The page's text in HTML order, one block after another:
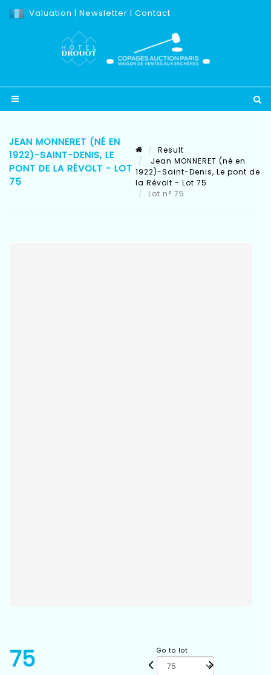
Valuation | Newsletter | Contact
JEAN MONNERET (NÉ EN
1922)-SAINT-DENIS, LE
PONT DE LA RÉVOLT - LOT
75
Result
Jean MONNERET (né en
1922)-Saint-Denis, Le pont de
la Révolt - Lot 75
Lot n° 75
75 Go to lot